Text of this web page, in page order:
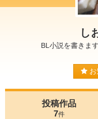
し
BL小説を書きま
お
投稿作品
7件